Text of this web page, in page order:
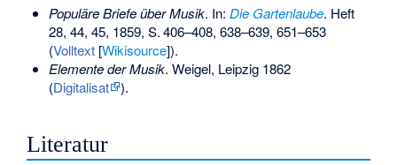
Populäre Briefe über Musik. In: Die Gartenlaube. Heft
28, 44, 45, 1859, S.406–408, 638–639, 651–653
(Volltext[Wikisource]).
Elemente der Musik. Weigel, Leipzig 1862
(Digitalisat ).
Literatur